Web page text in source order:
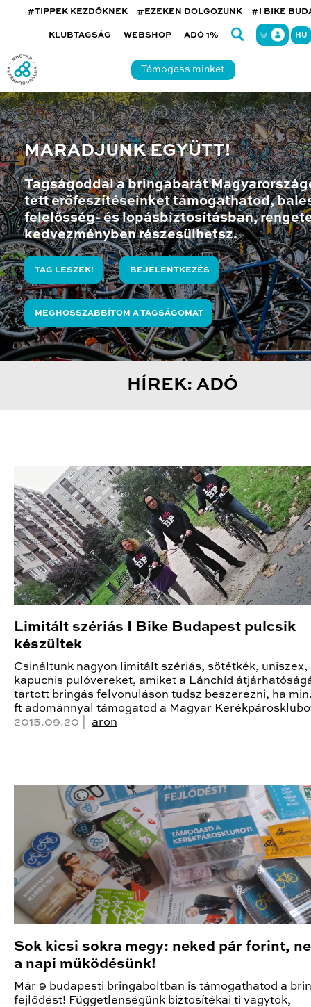
#TIPPEK KEZDŐKNEK #EZEKEN DOLGOZUNK #I BIKE
KLUBTAGSÁG WEBSHOP ADÓ 1% HU
Támogass minket
MARADJUNK EGYÜTT!
Tagságoddal a bringabarát
tett erőfeszítéseinket támogathatod,
felelősség- és lopásbiztosításban,
kedvezményben részesülhetsz.
TAG LESZEK! BEJELENTKEZÉS
MEGHOSSZABBÍTOM A TAGSÁGOMAT
HÍREK: ADÓ
Limitált szériás I Bike Budapest pulcsik
készültek
Csináltunk nagyon limitált szériás, sötétkék, uniszex,
kapucnis pulóvereket, amiket a Lánchíd
tartott bringás felvonuláson tudsz beszerezni, ha
ft adománnyal támogatod a Magyar
2015.09.20 | aron
Sok kicsi sokra megy: neked pár forint,
a napi működésünk!
Már 9 budapesti bringaboltban is támogathatod a
fejlődést! Függetlenségünk biztosítékai ti vagytok,